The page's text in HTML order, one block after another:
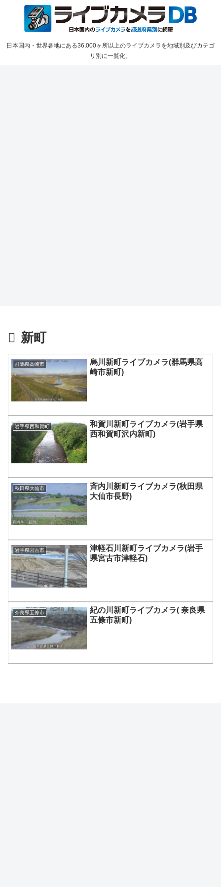
日本国内・世界各地にある36,000ヶ所以上のライブカメラを地域別及びカテゴ
リ別に一覧化。
新町
群馬県高崎市
烏川新町ライブカメラ(群馬県高
崎市新町)
岩手県西和賀町
和賀川新町ライブカメラ(岩手県
西和賀町沢内新町)
秋田県大仙市
斉内川新町ライブカメラ(秋田県
大仙市長野)
岩手県宮古市
津軽石川新町ライブカメラ(岩手
県宮古市津軽石)
奈良県五條市
紀の川新町ライブカメラ( 奈良県
五條市新町)